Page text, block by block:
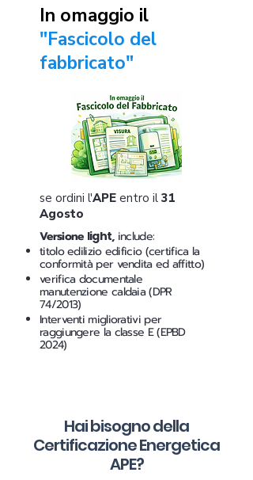
In omaggio il
"Fascicolo del
fabbricato"
se ordini l'APE entro il 31
Agosto
Versione light,include:
titolo edilizio edificio (certifica la
conformità per vendita ed affitto)
verifica documentale
manutenzione caldaia (DPR
74/2013)
Interventi migliorativi per
raggiungere la classe E (EPBD
2024)
Hai bisogno della
Certificazione Energetica
APE?